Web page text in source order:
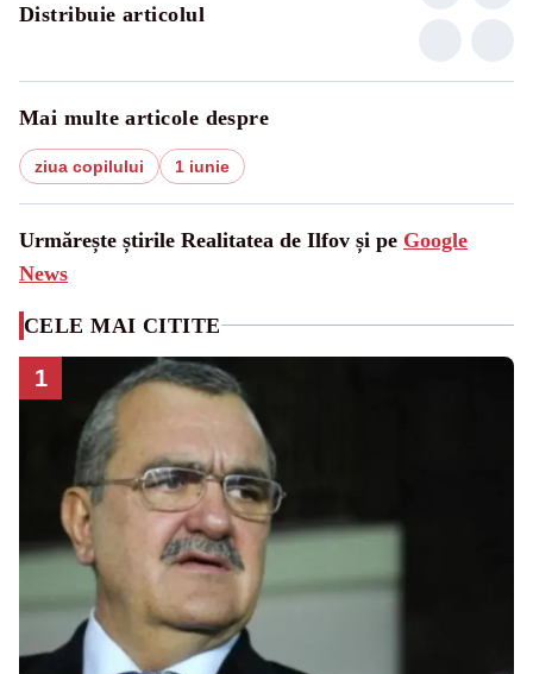
Distribuie articolul
Mai multe articole despre
ziua copilului 1 iunie
Urmărește știrile Realitatea de Ilfov și pe Google
News
CELE MAI CITITE
1